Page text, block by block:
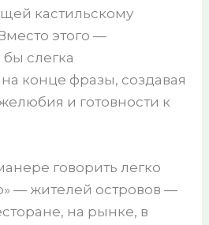
кастильскому
этого —
слегка
конце фразы, создавая
и готовности к
говорить легко
— жителей островов —
на рынке, в